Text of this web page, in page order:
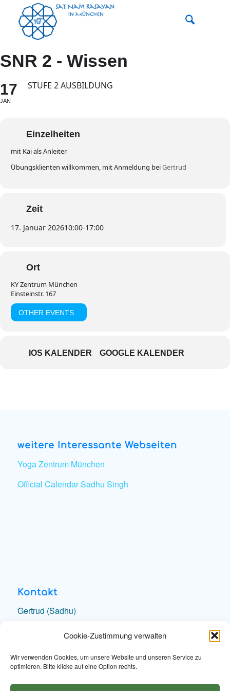
Cookie-Zustimmung verwalten
Wir verwenden Cookies, um unsere Website und unseren Service zu
optimieren. Bitte klicke auf eine Option rechts.
SNR 2 - Wissen
17
JAN
STUFE 2 AUSBILDUNG
Einzelheiten
mit Kai als Anleiter
Übungsklienten willkommen, mit Anmeldung beiGertrud
Zeit
17. Januar 202610:00-17:00
Ort
KY Zentrum München
Einsteinstr. 167
OTHER EVENTS
IOS KALENDER GOOGLE KALENDER
weitere Interessante Webseiten
Yoga Zentrum München
Official Calendar Sadhu Singh
Kontakt
Gertrud (Sadhu)
e-Mail schreiben